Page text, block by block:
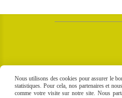
Nous utilisons des cookies pour assurer le
statistiques. Pour cela, nos partenaires et
comme votre visite sur notre site. Nous